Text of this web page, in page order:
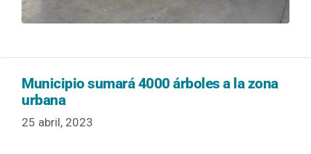
Municipio sumará 4000 árboles a la zona
urbana
25 abril, 2023